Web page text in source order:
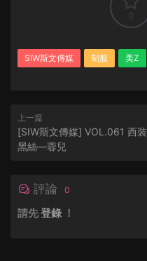
0
SIW斯文傳媒 制服 美Z
上一篇
[SIW斯文傳媒] VOL.061 西裝
黑絲—蓉兒
評論 0
請先登錄 ！